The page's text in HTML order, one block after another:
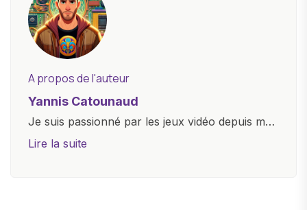
A propos de l'auteur
Yannis Catounaud
Je suis passionné par les jeux vidéo depuis mon
plus jeune âge. Mon amour pour l'univers
Lire la suite